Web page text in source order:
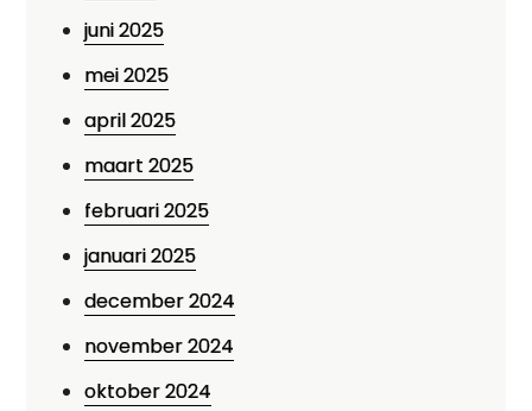
juni 2025
mei 2025
april 2025
maart 2025
februari 2025
januari 2025
december 2024
november 2024
oktober 2024